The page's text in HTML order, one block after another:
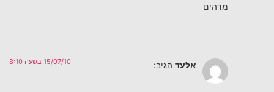
מדהים
אלעד הגיב: 15/07/10 בשעה 8:10